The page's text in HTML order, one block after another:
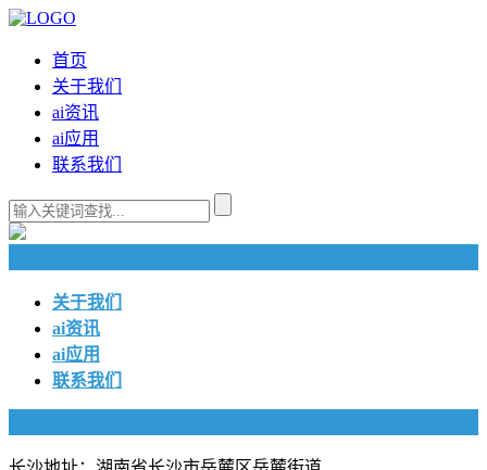
首页
关于我们
ai资讯
ai应用
联系我们
关于我们
ai资讯
ai应用
联系我们